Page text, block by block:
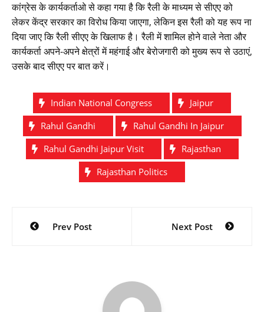
कांग्रेस के कार्यकर्ताओ से कहा गया है कि रैली के माध्यम से सीएए को
लेकर केंद्र सरकार का विरोध किया जाएगा, लेकिन इस रैली को यह रूप ना
दिया जाए कि रैली सीएए के खिलाफ है। रैली में शामिल होने वाले नेता और
कार्यकर्ता अपने-अपने क्षेत्रों में महंगाई और बेरोजगारी को मुख्य रूप से उठाएं,
उसके बाद सीएए पर बात करें।
Indian National Congress
Jaipur
Rahul Gandhi
Rahul Gandhi In Jaipur
Rahul Gandhi Jaipur Visit
Rajasthan
Rajasthan Politics
Post
navigation
Prev Post Next Post